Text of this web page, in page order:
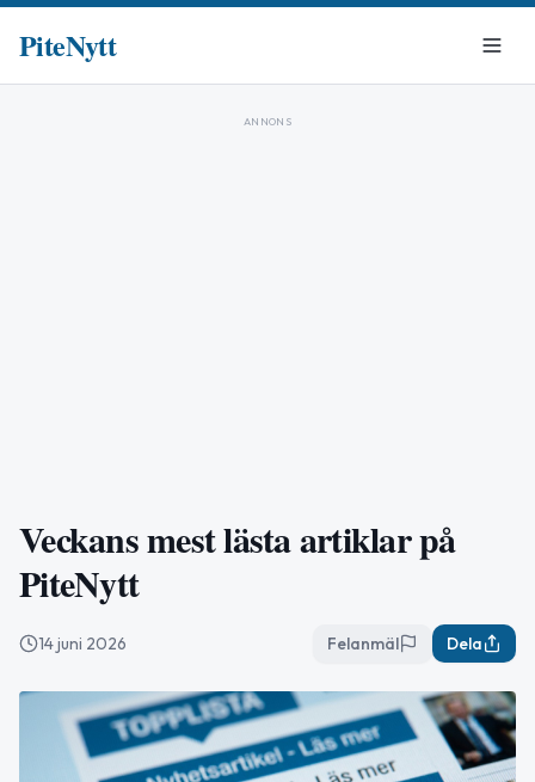
PiteNytt
ANNONS
Veckans mest lästa artiklar på
PiteNytt
14 juni 2026 Felanmäl Dela